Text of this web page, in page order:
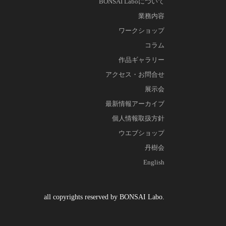
業務内容
ワークショップ
コラム
作品ギャラリー
アクセス・お問合せ
展示会
最新情報アーカイブ
個人情報取扱方針
ウエブショップ
丹樹会
English
all copyrights reserved by BONSAI Labo.